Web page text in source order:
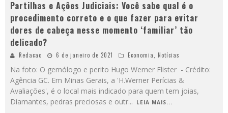
Partilhas e Ações Judiciais: Você sabe qual é o
procedimento correto e o que fazer para evitar
dores de cabeça nesse momento ‘familiar’ tão
delicado?
Redacao 6 de janeiro de 2021 Economia, Notícias
Na foto: O gemólogo e perito Hugo Werner Flister - Crédito:
Agência GC. Em Minas Gerais, a 'H.Werner Perícias &
Avaliações', é o local mais indicado para quem tem joias,
Diamantes, pedras preciosas e outr... LEIA MAIS...